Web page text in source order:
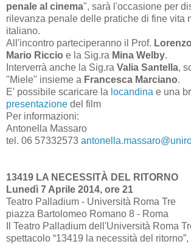
penale al cinema", sarà l'occasione per
rilevanza penale delle pratiche di fine vita
italiano.
All'incontro parteciperanno il Prof.
Mario Riccio e la Sig.ra Mina Welby.
Interverrà anche la Sig.ra Valia Santella,
"Miele" insieme a Francesca Marciano.
E' possibile scaricare la locandina e una
presentazione del film
Per informazioni:
Antonella Massaro
tel. 06 57332573
13419 LA NECESSITÀ DEL RITORNO
Lunedì 7 Aprile 2014, ore 21
Teatro Palladium - Università Roma Tre
piazza Bartolomeo Romano 8 - Roma
Il Teatro Palladium dell'Università Roma
spettacolo “13419 la necessità del